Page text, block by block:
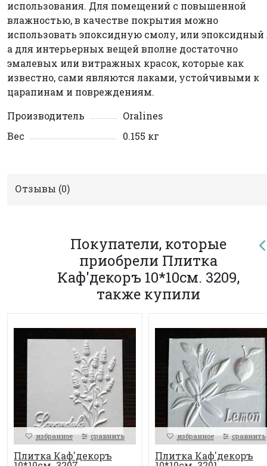
использования. Для помещений с повышенной
влажностью, в качестве покрытия можно
использовать эпоксидную смолу, или эпоксидный
а для интерьерных вещей вполне достаточно
эмалевых или витражных красок, которые как
известно, сами являются лаками, устойчивыми к
царапинам и повреждениям.
Производитель
Oralines
Вес
0.155 кг
Отзывы (0)
Покупатели, которые
приобрели Плитка
Каф'декоръ 10*10см. 3209,
также купили
избранное сравнить
Плитка Каф'декоръ
избранное сравнить
Плитка Каф'декоръ